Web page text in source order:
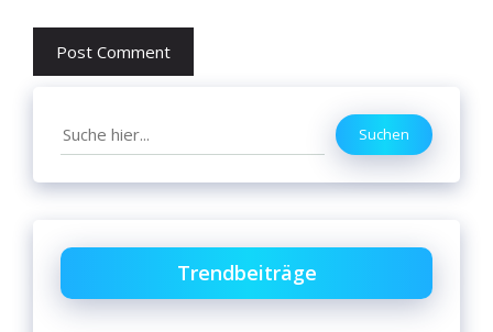
Search Suchen
Trendbeiträge